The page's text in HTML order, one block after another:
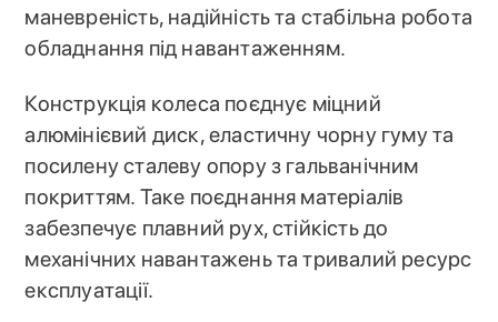
маневреність, надійність та стабільна робота
обладнання під навантаженням.
Конструкція колеса поєднує міцний
алюмінієвий диск, еластичну чорну гуму та
посилену сталеву опору з гальванічним
покриттям. Таке поєднання матеріалів
забезпечує плавний рух, стійкість до
механічних навантажень та тривалий ресурс
експлуатації.